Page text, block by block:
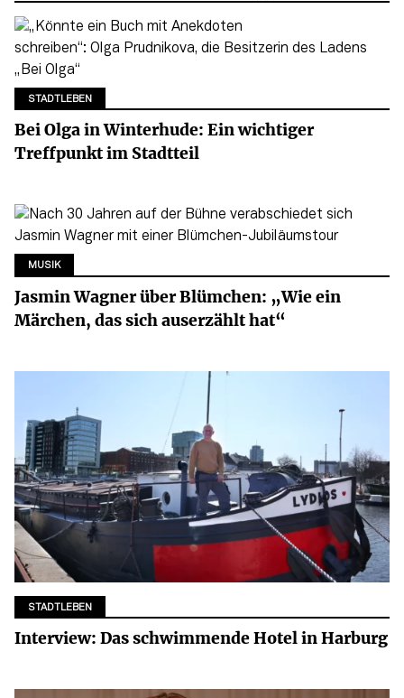
STADTLEBEN
Bei Olga in Winterhude: Ein wichtiger
Treffpunkt im Stadtteil
MUSIK
Jasmin Wagner über Blümchen: „Wie ein
Märchen, das sich auserzählt hat“
STADTLEBEN
Interview: Das schwimmende Hotel in Harburg